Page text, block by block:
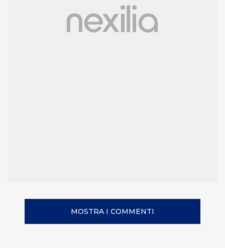
MOSTRA I COMMENTI